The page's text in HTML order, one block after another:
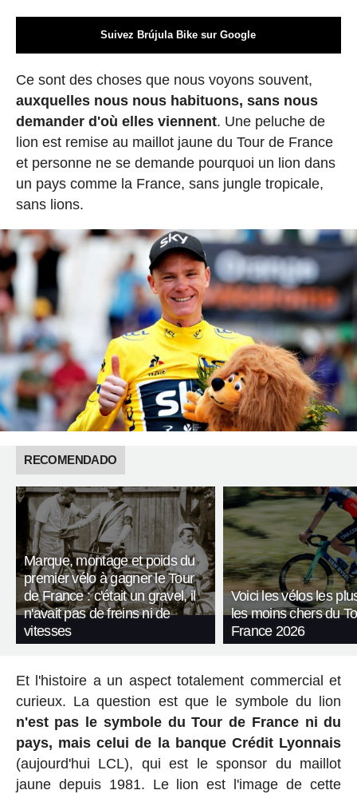
Suivez Brújula Bike sur Google
Ce sont des choses que nous voyons souvent,
auxquelles nous nous habituons, sans nous
demander d'où elles viennent. Une peluche de
lion est remise au maillot jaune du Tour de France
et personne ne se demande pourquoi un lion dans
un pays comme la France, sans jungle tropicale,
sans lions.
RECOMENDADO
Marque, montage et poids du
premier vélo à gagner le Tour
de France : c'était un gravel, il
n'avait pas de freins ni de
vitesses
Voici les vélos les
les moins chers du
France 2026
Et l'histoire a un aspect totalement commercial et
curieux. La question est que le symbole du lion
n'est pas le symbole du Tour de France ni du
pays, mais celui de la banque Crédit Lyonnais
(aujourd'hui LCL), qui est le sponsor du maillot
jaune depuis 1981. Le lion est l'image de cette